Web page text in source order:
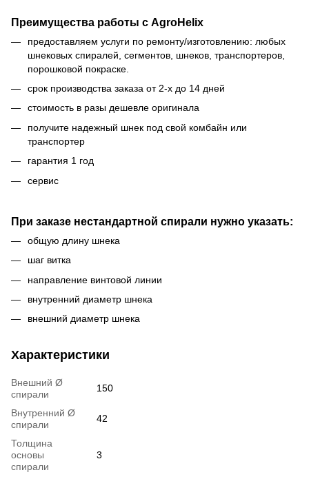
Преимущества работы с AgroHelix
предоставляем услуги по ремонту/изготовлению: любых
шнековых спиралей, сегментов, шнеков, транспортеров,
порошковой покраске.
срок производства заказа от 2-х до 14 дней
стоимость в разы дешевле оригинала
получите надежный шнек под свой комбайн или
транспортер
гарантия 1 год
сервис
При заказе нестандартной спирали нужно указать:
общую длину шнека
шаг витка
направление винтовой линии
внутренний диаметр шнека
внешний диаметр шнека
Характеристики
Внешний Ø
спирали
150
Внутренний Ø
спирали
42
Толщина
основы
спирали
3